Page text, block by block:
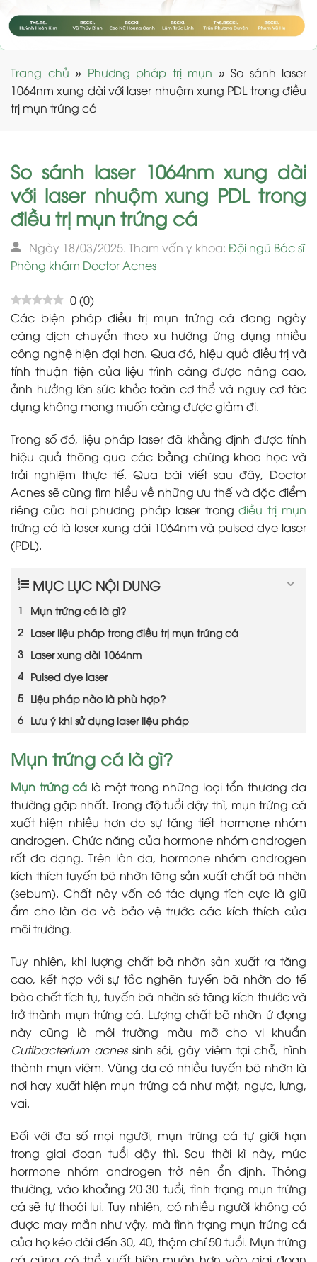
Trang chủ » Phương pháp trị mụn » So sánh laser
1064nm xung dài với laser nhuộm xung PDL trong điều
trị mụn trứng cá
So sánh laser 1064nm xung dài
với laser nhuộm xung PDL trong
điều trị mụn trứng cá
Ngày 18/03/2025. Tham vấn y khoa: Đội ngũ Bác sĩ
Phòng khám Doctor Acnes
0(0)
Các biện pháp điều trị mụn trứng cá đang ngày
càng dịch chuyển theo xu hướng ứng dụng nhiều
công nghệ hiện đại hơn. Qua đó, hiệu quả điều trị và
tính thuận tiện của liệu trình càng được nâng cao,
ảnh hưởng lên sức khỏe toàn cơ thể và nguy cơ tác
dụng không mong muốn càng được giảm đi.
Trong số đó, liệu pháp laser đã khẳng định được tính
hiệu quả thông qua các bằng chứng khoa học và
trải nghiệm thực tế. Qua bài viết sau đây, Doctor
Acnes sẽ cùng tìm hiểu về những ưu thế và đặc điểm
riêng của hai phương pháp laser trongđiều trị mụn
trứng cá là laser xung dài 1064nm và pulsed dye laser
(PDL).
MỤC LỤC NỘI DUNG
Mụn trứng cá là gì?
Laser liệu pháp trong điều trị mụn trứng cá
Laser xung dài 1064nm
Pulsed dye laser
Liệu pháp nào là phù hợp?
Lưu ý khi sử dụng laser liệu pháp
Mụn trứng cá là gì?
Mụn trứng cá là một trong những loại tổn thương da
thường gặp nhất. Trong độ tuổi dậy thì, mụn trứng cá
xuất hiện nhiều hơn do sự tăng tiết hormone nhóm
androgen. Chức năng của hormone nhóm androgen
rất đa dạng. Trên làn da, hormone nhóm androgen
kích thích tuyến bã nhờn tăng sản xuất chất bã nhờn
(sebum). Chất này vốn có tác dụng tích cực là giữ
ẩm cho làn da và bảo vệ trước các kích thích của
môi trường.
Tuy nhiên, khi lượng chất bã nhờn sản xuất ra tăng
cao, kết hợp với sự tắc nghẽn tuyến bã nhờn do tế
bào chết tích tụ, tuyến bã nhờn sẽ tăng kích thước và
trở thành mụn trứng cá. Lượng chất bã nhờn ứ đọng
này cũng là môi trường màu mỡ cho vi khuẩn
Cutibacterium acnessinh sôi, gây viêm tại chỗ, hình
thành mụn viêm. Vùng da có nhiều tuyến bã nhờn là
nơi hay xuất hiện mụn trứng cá như mặt, ngực, lưng,
vai.
Đối với đa số mọi người, mụn trứng cá tự giới hạn
trong giai đoạn tuổi dậy thì. Sau thời kì này, mức
hormone nhóm androgen trở nên ổn định. Thông
thường, vào khoảng 20-30 tuổi, tình trạng mụn trứng
cá sẽ tự thoái lui. Tuy nhiên, có nhiều người không có
được may mắn như vậy, mà tình trạng mụn trứng cá
của họ kéo dài đến 30, 40, thậm chí 50 tuổi. Mụn trứng